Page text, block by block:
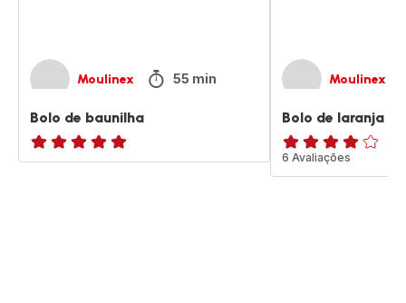
Moulinex 55 min
Bolo de baunilha
ratings.NaN
Moulinex
Bolo de laranja
Avaliações
de
6 Avaliações